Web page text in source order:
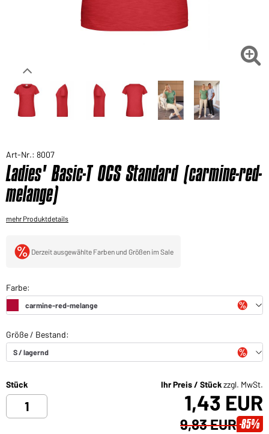
Sie möchten gerne für Ihren privaten Bedarf

Art-Nr.: 8007
Ladies' Basic-T OCS Standard (carmine-red-
melange)
mehr Produktdetails
Derzeit ausgewählte Farben und Größen im Sale
Stück Ihr Preis / Stückzzgl. MwSt.
1,43 EUR
9,83 EUR -85%